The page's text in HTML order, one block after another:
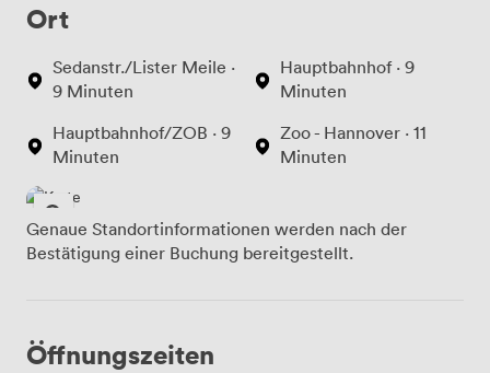
Ort
Sedanstr./Lister Meile ·
9 Minuten
Hauptbahnhof/ZOB · 9
Minuten
Hauptbahnhof · 9
Minuten
Zoo - Hannover · 11
Minuten
Genaue Standortinformationen werden nach der
Bestätigung einer Buchung bereitgestellt.
Öffnungszeiten